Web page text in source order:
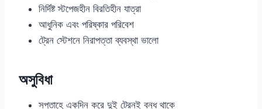
নির্দিষ্ট স্টপেজহীন বিরতিহীন যাত্রা
আধুনিক এবং পরিষ্কার পরিবেশ
ট্রেন স্টেশনে নিরাপত্তা ব্যবস্থা ভালো
অসুবিধা
সপ্তাহে একদিন করে দুই ট্রেনই বন্ধ থাকে